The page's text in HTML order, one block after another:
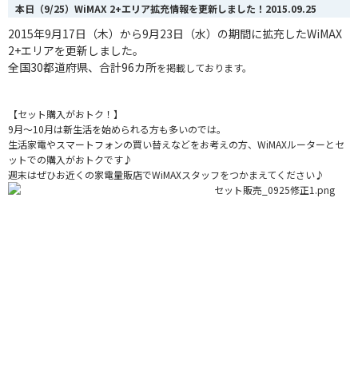
本日（9/25）WiMAX 2+エリア拡充情報を更新しました！ 2015.09.25
2015年9月17日（木）から9月23日（水）の期間に拡充したWiMAX
2+エリアを更新しました。
全国30都道府県、合計96カ所を掲載しております。
【セット購入がおトク！】
9月～10月は新生活を始められる方も多いのでは。
生活家電やスマートフォンの買い替えなどをお考えの方、WiMAXルーターとセ
ットでの購入がおトクです♪
週末はぜひお近くの家電量販店でWiMAXスタッフをつかまえてください♪